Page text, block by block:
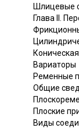
Шлицевые
Глава II.
Вариаторы
Ременные
Общие
Плоские
Виды